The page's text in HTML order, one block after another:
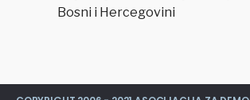
Bosni i Hercegovini